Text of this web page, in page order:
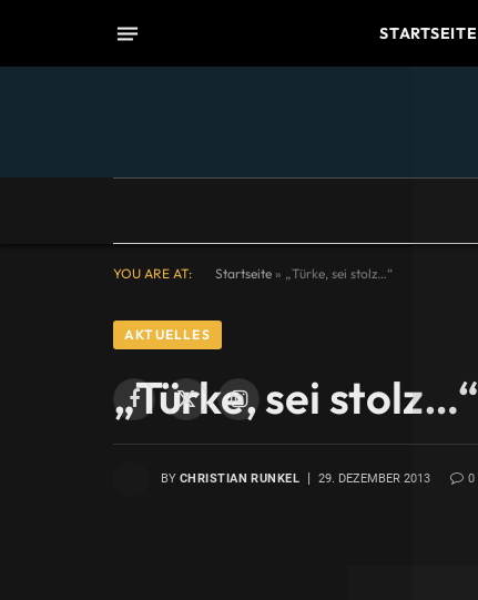
STARTSEITE
Facebook
X
Instagram
YOU ARE AT: Startseite » „Türke, sei stolz…“
AKTUELLES
„Türke, sei stolz…“
BY CHRISTIAN RUNKEL 29. DEZEMBER 2013 0